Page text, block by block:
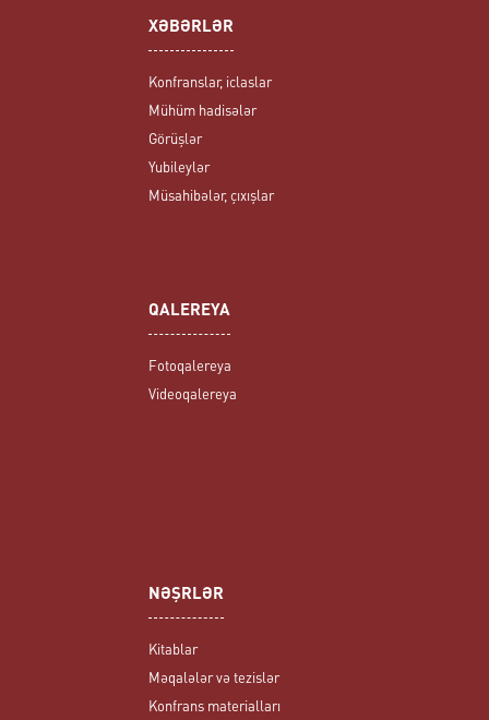
XƏBƏRLƏR
Konfranslar, iclaslar
Mühüm hadisələr
Görüşlər
Yubileylər
Müsahibələr, çıxışlar
QALEREYA
Fotoqalereya
Videoqalereya
NƏŞRLƏR
Kitablar
Məqalələr və tezislər
Konfrans materialları